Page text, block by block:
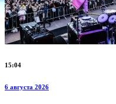
15:04
6 августа 2026